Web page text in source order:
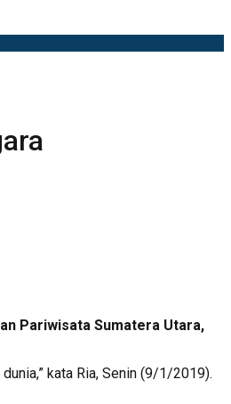
Pariwisata Sumatera Utara,
kata Ria, Senin (9/1/2019).